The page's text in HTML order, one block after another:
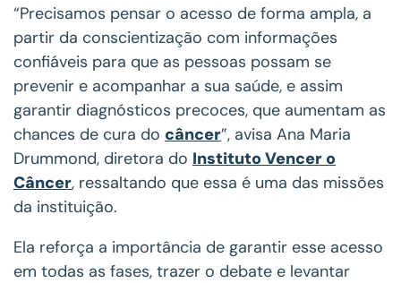
“Precisamos pensar o acesso de forma ampla, a
partir da conscientização com informações
confiáveis para que as pessoas possam se
prevenir e acompanhar a sua saúde, e assim
garantir diagnósticos precoces, que aumentam as
chances de cura do câncer”, avisa Ana Maria
Drummond, diretora do Instituto Vencer o
Câncer, ressaltando que essa é uma das missões
da instituição.
Ela reforça a importância de garantir esse acesso
em todas as fases, trazer o debate e levantar